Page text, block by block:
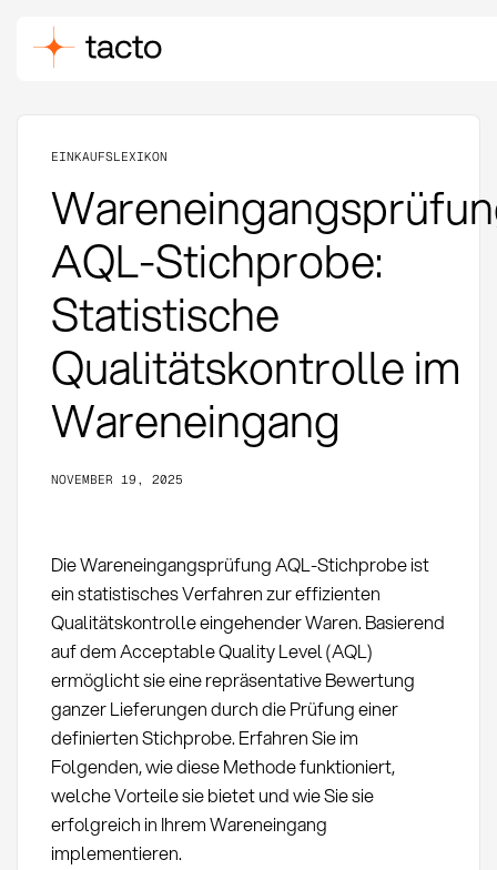
EINKAUFSLEXIKON
AQL-Stichprobe:
Statistische
Qualitätskontrolle im
Wareneingang
NOVEMBER 19, 2025
Die Wareneingangsprüfung AQL-Stichprobe ist
ein statistisches Verfahren zur effizienten
Qualitätskontrolle eingehender Waren. Basierend
auf dem Acceptable Quality Level (AQL)
ermöglicht sie eine repräsentative Bewertung
ganzer Lieferungen durch die Prüfung einer
definierten Stichprobe. Erfahren Sie im
Folgenden, wie diese Methode funktioniert,
welche Vorteile sie bietet und wie Sie sie
erfolgreich in Ihrem Wareneingang
implementieren.